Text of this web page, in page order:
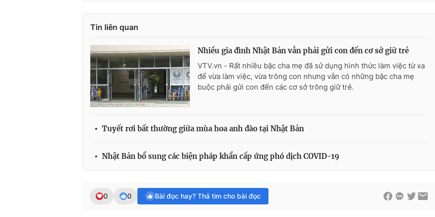
Tin liên quan
Nhiều gia đình Nhật Bản vẫn phải gửi con đến cơ sở giữ trẻ
VTV.vn - Rất nhiều bậc cha mẹ đã sử dụng hình thức làm việc từ xa
để vừa làm việc, vừa trông con nhưng vẫn có những bậc cha mẹ
buộc phải gửi con đến các cơ sở trông giữ trẻ.
Tuyết rơi bất thường giữa mùa hoa anh đào tại Nhật Bản
Nhật Bản bổ sung các biện pháp khẩn cấp ứng phó dịch COVID-19
0 0 Bài đọc hay? Thả tim cho bài đọc